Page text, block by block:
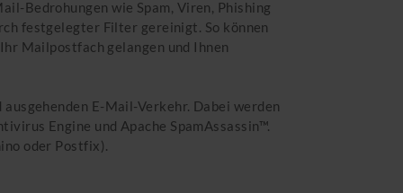
Bedrohungen wie Spam, Viren, Phishing
festgelegter Filter gereinigt. So können
Mailpostfach gelangen und Ihnen
E-Mail-Verkehr. Dabei werden
Engine und Apache SpamAssassin™.
oder Postfix).